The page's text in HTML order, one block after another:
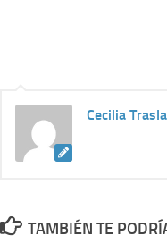
Cecilia
TAMBIÉN TE